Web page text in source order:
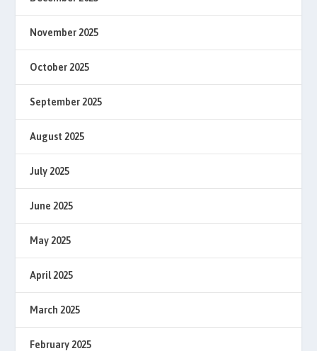
November 2025
October 2025
September 2025
August 2025
July 2025
June 2025
May 2025
April 2025
March 2025
February 2025